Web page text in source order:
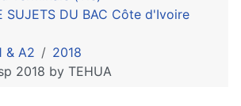
SUJETS DU BAC Côte d'Ivoire
& A2
2018
2018 by TEHUA